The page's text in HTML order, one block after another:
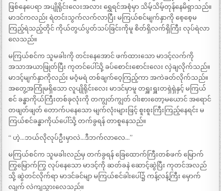
ဖြစ်နေပေရာ အပျိုရိုင်းလေးအလား ရွှေရင်အစုံမှာ သိမ့်သိမ့်တုန်နေမိရှာသည်။
မာဒင်ကလည်း ရဲတင်းသွက်လက်လာပြီး မကြယ်စင်မျက်နှာကို စေ့စေ့မ
ကြည့်ရဲသည့်တိုင် ကိုယ်တွယ်ပွတ်သပ်ခြင်းကိုမူ စိတ်ရှိလက်ရှိကြီး လုပ်ရဲလာ
လေသည်။
မကြယ်စင်က သူမခါးကို တင်းနေအောင် ဖက်ထားသော မာဒင့်လက်ကို
အသာအယာဖြုတ်ပြီး ကုတင်ပေါ်သို့ ခပ်စောင်းစောင်းလေး လှဲချလိုက်သည်။
မာဒင့်မျက်နှာကိုလည်း မဝံ့မရဲ တစ်ချက်ဝေ့ကြည့်ကာ အကဲခတ်လိုက်သည်။
အတွေ့အကြုံမရှိသော လူပျိုရိုင်းလေး မာဒင်မှာမူ တရှူးရှူးတရှဲရှဲနှင့် မကြယ်
စင် ခန္ဓာကိုယ်ကြီးတစ်ခုလုံးကို တကျွတ်ကျွတ် ဝါးစားတော့မယောင် အရောင်
တဖျတ်ဖျတ် တောက်ပနေသော မျက်လုံးများဖြင့် စူးစူးကြီးကြည့်နေရင်း မ
ကြယ်စင်ခန္ဓာကိုယ်ပေါ်သို့ တက်ခွရန် တာစူနေသည်။
“ ဟဲ့…ဘယ်လိုလုပ်ဦးမှာလဲ…ဒီဘက်လာလေ…”
မကြယ်စင်က သူမခါးလည်မှ တက်ခွရန် ခြေထောက်ကြီးတစ်ဖက် မြောက်
ကြွမြောက်ကြွ လုပ်နေသော မာဒင့်ကို ဆတ်ခနဲ ဆောင့်ဆွဲပြီး ကုတင်အလည်
သို့ ဆွဲတင်လိုက်ရာ မာဒင်ခင်မျာ မကြယ်စင်ခါးပေါ်၌ ကန့်လန့်ကြီး မှောက်
လျက် လဲကျသွားလေသည်။